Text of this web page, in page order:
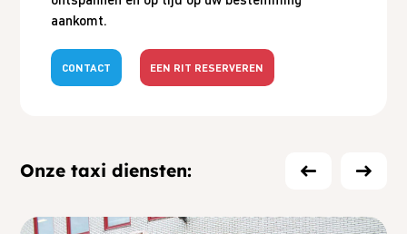
aankomt.
CONTACT EEN RIT RESERVEREN
Onze taxi diensten: